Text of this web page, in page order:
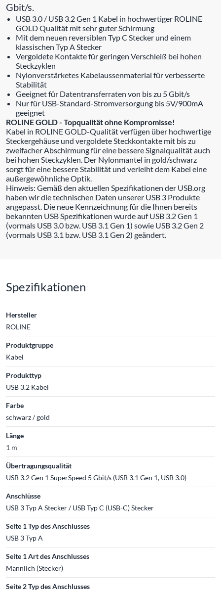
Gbit/s.
USB 3.0 / USB 3.2 Gen 1 Kabel in hochwertiger ROLINE
GOLD Qualität mit sehr guter Schirmung
Mit dem neuen reversiblen Typ C Stecker und einem
klassischen Typ A Stecker
Vergoldete Kontakte für geringen Verschleiß bei hohen
Steckzyklen
Nylonverstärketes Kabelaussenmaterial für verbesserte
Stabilität
Geeignet für Datentransferraten von bis zu 5 Gbit/s
Nur für USB-Standard-Stromversorgung bis 5V/900mA
geeignet
ROLINE GOLD - Topqualität ohne Kompromisse!
Kabel in ROLINE GOLD-Qualität verfügen über hochwertige
Steckergehäuse und vergoldete Steckkontakte mit bis zu
zweifacher Abschirmung für eine bessere Signalqualität auch
bei hohen Steckzyklen. Der Nylonmantel in gold/schwarz
sorgt für eine bessere Stabilität und verleiht dem Kabel eine
außergewöhnliche Optik.
Hinweis: Gemäß den aktuellen Spezifikationen der USB.org
haben wir die technischen Daten unserer USB 3 Produkte
angepasst. Die neue Kennzeichnung für die Ihnen bereits
bekannten USB Spezifikationen wurde auf USB 3.2 Gen 1
(vormals USB 3.0 bzw. USB 3.1 Gen 1) sowie USB 3.2 Gen 2
(vormals USB 3.1 bzw. USB 3.1 Gen 2) geändert.
Spezifikationen
Hersteller
ROLINE
Produktgruppe
Kabel
Produkttyp
USB 3.2 Kabel
Farbe
schwarz / gold
Länge
1 m
Übertragungsqualität
USB 3.2 Gen 1 SuperSpeed 5 Gbit/s (USB 3.1 Gen 1, USB 3.0)
Anschlüsse
USB 3 Typ A Stecker / USB Typ C (USB-C) Stecker
Seite 1 Typ des Anschlusses
USB 3 Typ A
Seite 1 Art des Anschlusses
Männlich (Stecker)
Seite 2 Typ des Anschlusses